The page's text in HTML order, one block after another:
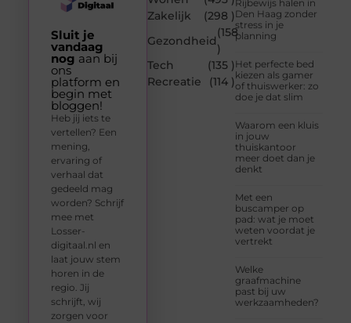
Zakelijk
(298 )
Gezondheid
(158
)
Tech
(135 )
Recreatie
(114 )
Rijbewijs halen in
Den Haag zonder
stress in je
planning
Het perfecte bed
kiezen als gamer
of thuiswerker: zo
doe je dat slim
Waarom een kluis
in jouw
thuiskantoor
meer doet dan je
denkt
Met een
buscamper op
pad: wat je moet
weten voordat je
vertrekt
Welke
graafmachine
past bij uw
werkzaamheden?
Sluit je
vandaag
nog aan bij
ons
platform en
begin met
bloggen!
Heb jij iets te
vertellen? Een
mening,
ervaring of
verhaal dat
gedeeld mag
worden? Schrijf
mee met
Losser-
digitaal.nl en
laat jouw stem
horen in de
regio. Jij
schrijft, wij
zorgen voor